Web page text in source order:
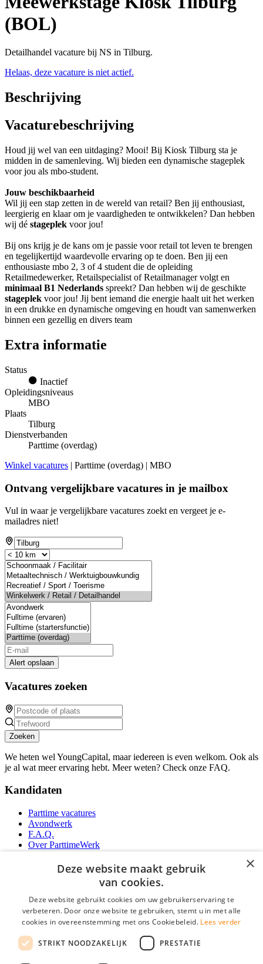
(BOL)
Detailhandel vacature bij NS in Tilburg.
Helaas, deze vacature is niet actief.
Beschrijving
Vacaturebeschrijving
Houd jij wel van een uitdaging? Mooi! Bij Kiosk Tilburg sta je
midden in de samenleving. Wij bieden een dynamische stageplek
voor jou als mbo-student.
Jouw beschikbaarheid
Wil jij een stap zetten in de wereld van retail? Ben jij enthousiast,
leergierig en klaar om je vaardigheden te ontwikkelen? Dan hebben
wij dé stageplek voor jou!
Bij ons krijg je de kans om je passie voor retail tot leven te brengen
en tegelijkertijd waardevolle ervaring op te doen. Ben jij een
enthousiaste mbo 2, 3 of 4 student die de opleiding
Retailmedewerker, Retailspecialist of Retailmanager volgt en
minimaal B1 Nederlands spreekt? Dan hebben wij de geschikte
stageplek voor jou! Jij bent iemand die energie haalt uit het werken
in een drukke en dynamische omgeving en houdt van samenwerken
binnen een gezellig en divers team
Extra informatie
Status
Inactief
Opleidingsniveaus
MBO
Plaats
Tilburg
Dienstverbanden
Parttime (overdag)
Winkel vacatures | Parttime (overdag) | MBO
Ontvang vergelijkbare vacatures in je mailbox
Vul in waar je vergelijkbare vacatures zoekt en vergeet je e-
mailadres niet!
Alert opslaan
Vacatures zoeken
Zoeken
We heten wel YoungCapital, maar iedereen is even welkom. Ook als
je al wat meer ervaring hebt. Meer weten? Check onze FAQ.
Kandidaten
Parttime vacatures
Avondwerk
F.A.Q.
Over ParttimeWerk
YoungCapital Android App
Parttime personeel
Vacature aanmelden
Partners
×
Deze website maakt gebruik
van cookies.
Deze website gebruikt cookies om uw gebruikerservaring te
verbeteren. Door onze website te gebruiken, stemt u in met alle
cookies in overeenstemming met ons Cookiebeleid. Lees verder
STRIKT NOODZAKELIJK PRESTATIE